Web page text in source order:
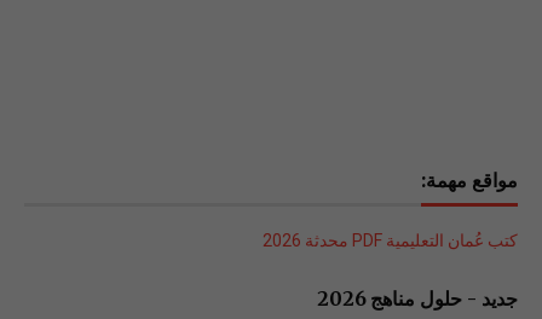
مواقع مهمة:
كتب عُمان التعليمية PDF محدثة 2026
جديد - حلول مناهج 2026